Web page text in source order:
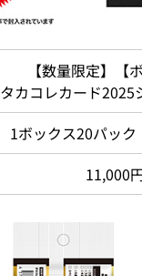
【数量限定】【
タカコレカード2025
1ボックス20パック
11,000